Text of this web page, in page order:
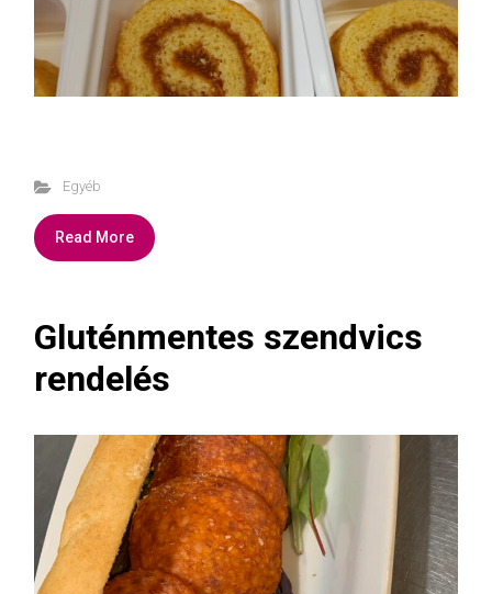
Egyéb
Read More
Gluténmentes szendvics
rendelés